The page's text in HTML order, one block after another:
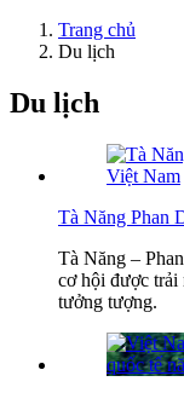
Trang chủ
Du lịch
Du lịch
Tà Năng Phan
Tà Năng –
cơ hội được trải
tưởng tượng.